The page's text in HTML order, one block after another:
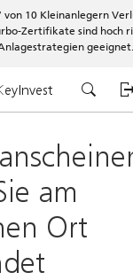
von 10 Kleinanlegern
Zertifikate sind hoch
geeignet.
am
Ort